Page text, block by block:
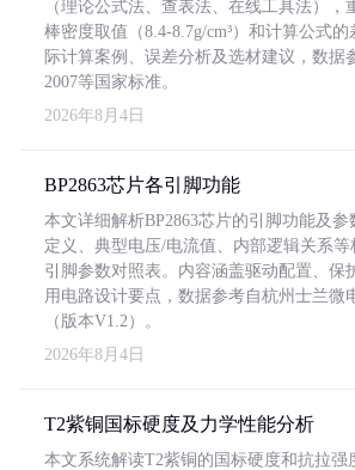
（理论公式法、查表法、在线工具法），
棒密度取值（8.4-8.7g/cm³）和计算公式
际计算案例、误差分析及选材建议，数据
2007等国家标准。
2026年8月4日
BP2863芯片各引脚功能
本文详细解析BP2863芯片的引脚功能及
定义、典型电压/电流值、内部逻辑关系
引脚参数对照表。内容涵盖驱动配置、保
用电路设计要点，数据参考自杭州士兰微
（版本V1.2）。
2026年8月4日
T2紫铜国标硬度及力学性能分析
本文系统解读T2紫铜的国标硬度和抗拉强